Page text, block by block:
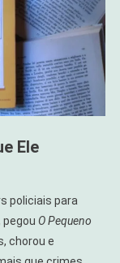
Ele
policiais para
pegou O Pequeno
chorou e